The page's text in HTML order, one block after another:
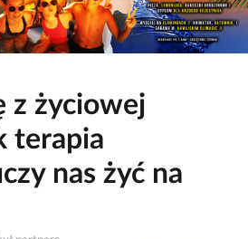
z życiowej
terapia
nas żyć na